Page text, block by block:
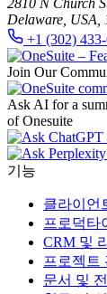
2810 N Church
Delaware, USA,
+1 (302)
Join Our
Ask AI for a
of Onesuite
기능
클라이언
프로덕타
CRM 및
프로젝트
문서 및